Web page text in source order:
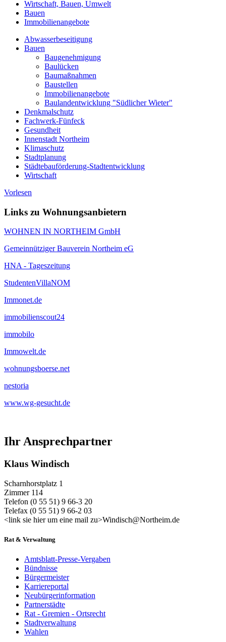
Wirtschaft, Bauen, Umwelt
Bauen
Immobilienangebote
Abwasserbeseitigung
Bauen
Baugenehmigung
Baulücken
Baumaßnahmen
Baustellen
Immobilienangebote
Baulandentwicklung "Südlicher Wieter"
Denkmalschutz
Fachwerk-Fünfeck
Gesundheit
Innenstadt Northeim
Klimaschutz
Stadtplanung
Städtebauförderung-Stadtentwicklung
Wirtschaft
Vorlesen
Links zu Wohnungsanbietern
WOHNEN IN NORTHEIM GmbH
Gemeinnütziger Bauverein Northeim eG
HNA - Tageszeitung
StudentenVillaNOM
Immonet.de
immobilienscout24
immobilo
Immowelt.de
wohnungsboerse.net
nestoria
www.wg-gesucht.de
Ihr Ansprechpartner
Klaus Windisch
Scharnhorstplatz 1
Zimmer 114
Telefon (0 55 51) 9 66-3 20
Telefax (0 55 51) 9 66-2 03
<link sie hier um eine mail zu>Windisch@Northeim.de
Rat & Verwaltung
Amtsblatt-Presse-Vergaben
Bündnisse
Bürgermeister
Karriereportal
Neubürgerinformation
Partnerstädte
Rat - Gremien - Ortsrecht
Stadtverwaltung
Wahlen